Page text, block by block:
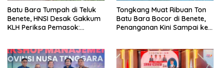
Batu Bara Tumpah di Teluk
Benete, HNSI Desak Gakkum
KLH Periksa Pemasok:
Tongkang Muat Ribuan Ton
Batu Bara Bocor di Benete,
Penanganan Kini Sampai ke